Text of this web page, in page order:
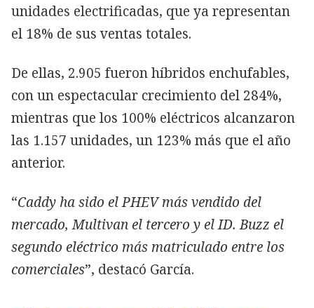
unidades electrificadas, que ya representan
el 18% de sus ventas totales.
De ellas, 2.905 fueron híbridos enchufables,
con un espectacular crecimiento del 284%,
mientras que los 100% eléctricos alcanzaron
las 1.157 unidades, un 123% más que el año
anterior.
“Caddy ha sido el PHEV más vendido del
mercado, Multivan el tercero y el ID. Buzz el
segundo eléctrico más matriculado entre los
comerciales”, destacó García.